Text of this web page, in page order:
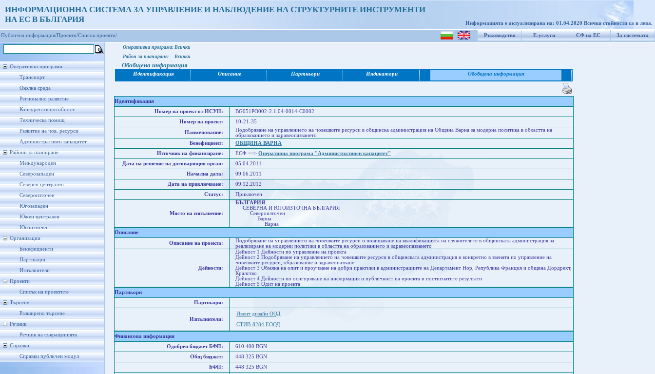
ИНФОРМАЦИОННА СИСТЕМА ЗА УПРАВЛЕНИЕ И НАБЛЮДЕНИЕ НА СТРУКТУРНИТЕ ИНСТРУМЕНТИ
НА ЕС В БЪЛГАРИЯ
Информацията е актуализирана на: 01.04.2020 Всички стойности са в лева.
Ръководство Е-услуги СФ на ЕС За системата
Публична информация/Проекти/Списък проекти/
Оперативни програми
Транспорт
Околна среда
Регионално развитие
Конкурентоспособност
Техническа помощ
Развитие на чов. ресурси
Административен капацитет
Райони за планиране
Международен
Северозападен
Северен централен
Североизточен
Югозападен
Южен централен
Югоизточен
Организации
Бенефициенти
Партньори
Изпълнители
Проекти
Списък на проектите
Търсене
Разширено търсене
Речник
Речник на съкращенията
Справки
Справки публичен модул
Оперативна програма: Всички
Район за планиране:
Всички
Обобщена информация
Идентификация Описание Партньори Индикатори Обобщена информация
Идентификация
Номер на проект от ИСУН:
BG051PO002-2.1.04-0014-C0002
Номер на проект:
10-21-35
Наименование:
Подобряване на управлението на човешките ресурси в общинска администрация на Община Варна за модерна политика в областта на
образованието и здравеопазването
Бенефициент:
ОБЩИНА ВАРНА
Източник на финансиране:
ЕСФ ==> Оперативна програма "Административен капацитет"
Дата на решение на договарящия орган:
05.04.2011
Начална дата:
09.06.2011
Дата на приключване:
09.12.2012
Статус:
Приключен
Място на изпълнение:
БЪЛГАРИЯ
СЕВЕРНА И ЮГОИЗТОЧНА БЪЛГАРИЯ
Североизточен
Варна
Варна
Описание
Описание на проекта:
Подобряване на управлението на човешките ресурси и повишаване на квалификацията на служителите в общинската администрация за
реализиране на модерни политики в областта на образованието и здравеопазването
Дейности:
Дейност 1 Дейности по управление на проекта
Дейност 2 Подобряване на управлението на човешките ресурси в общинската администрация и конкретно в звената по управление на
човешките ресурси, образование и здравеопазване
Дейност 3 Обмяна на опит и проучване на добри практики в администрациите на Департамент Нор, Република Франция и община Дордрехт,
Кралство
Дейност 4 Дейности по осигуряване на информация и публичност на проекта и постигнатите резултати
Дейност 5 Одит на проекта
Партньори
Партньори:
Изпълнители:
Ивент дизайн ООД
СТИВ-8284 ЕООД
Финансова информация
Одобрен бюджет БФП:
610 400 BGN
Общ бюджет:
448 325 BGN
БФП:
448 325 BGN